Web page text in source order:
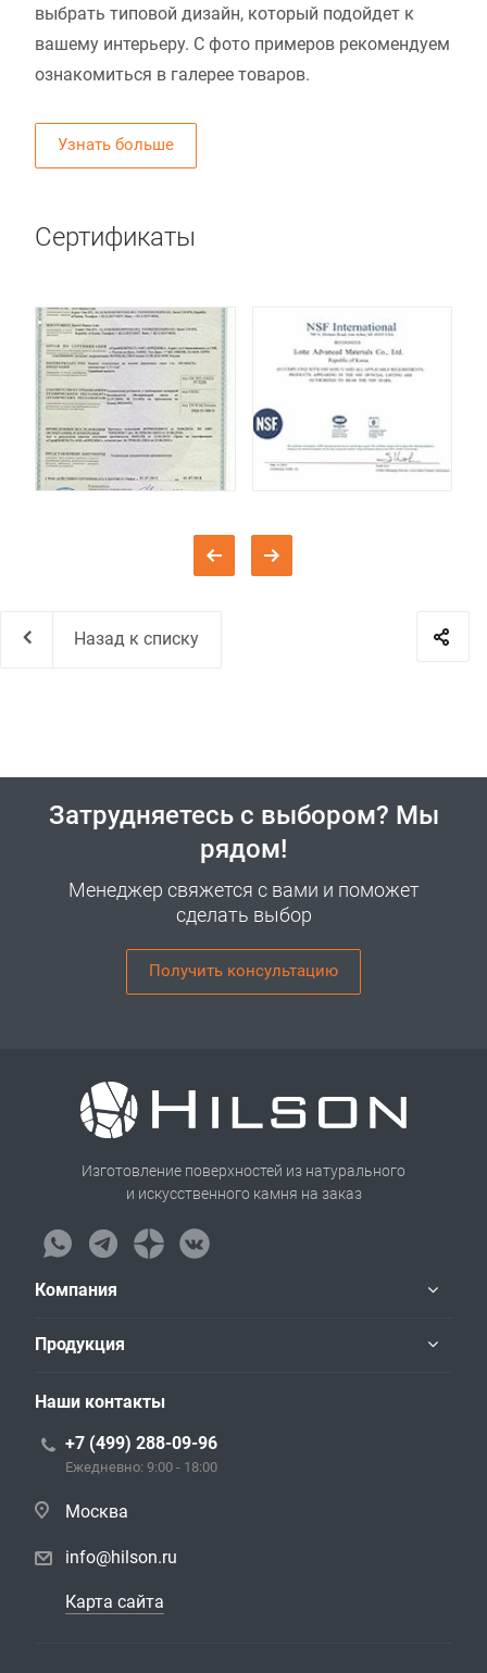
выбрать типовой дизайн, который подойдет к
вашему интерьеру. С фото примеров рекомендуем
ознакомиться в галерее товаров.
Узнать больше
Сертификаты
Назад к списку
Затрудняетесь с выбором? Мы
рядом!
Менеджер свяжется с вами и поможет
сделать выбор
Получить консультацию
Изготовление поверхностей из натурального
и искусственного камня на заказ
Компания
Продукция
Наши контакты
+7 (499) 288-09-96
Ежедневно: 9:00 - 18:00
Москва
info@hilson.ru
Карта сайта